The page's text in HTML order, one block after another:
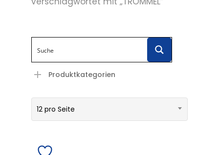
Produktkategorien
12 pro Seite